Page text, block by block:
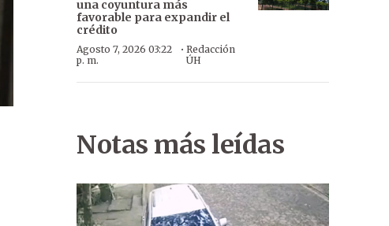
una coyuntura más
favorable para expandir el
crédito
Agosto 7, 2026 03:22
p. m.
· Redacción
ÚH
Notas más leídas